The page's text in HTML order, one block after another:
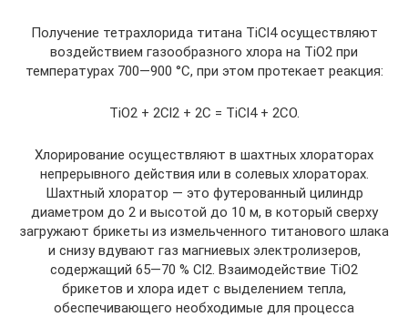
Получение тетрахлорида титана TiCl4 осуществляют
воздействием газообразного хлора на TiO2 при
температурах 700—900 °С, при этом протекает реакция:
TiO2 + 2Cl2 + 2С = TiCl4 + 2СО.
Хлорирование осуществляют в шахтных хлораторах
непрерывного действия или в солевых хлораторах.
Шахтный хлоратор — это футерованный цилиндр
диаметром до 2 и высотой до 10 м, в который сверху
загружают брикеты из измельченного титанового шлака
и снизу вдувают газ магниевых электролизеров,
содержащий 65—70 % Cl2. Взаимодействие TiO2
брикетов и хлора идет с выделением тепла,
обеспечивающего необходимые для процесса